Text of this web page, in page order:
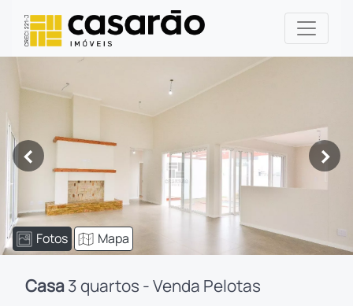
< >
Fotos Mapa
Casa3 quartos - Venda Pelotas